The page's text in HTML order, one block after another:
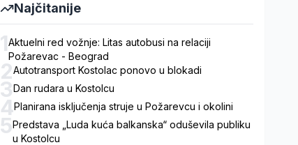
Najčitanije
1Aktuelni red vožnje: Litas autobusi na relaciji
Požarevac - Beograd
2Autotransport Kostolac ponovo u blokadi
3Dan rudara u Kostolcu
4Planirana isključenja struje u Požarevcu i okolini
5Predstava „Luda kuća balkanska“ oduševila publiku
u Kostolcu